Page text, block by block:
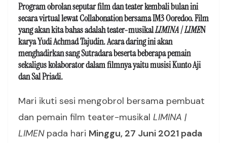
Program obrolan seputar film dan teater kembali bulan ini
secara virtual lewat Collabonation bersama IM3 Ooredoo. Film
yang akan kita bahas adalah teater-musikalLIMINA | LIMEN
karya Yudi Achmad Tajudin. Acara daring ini akan
menghadirkan sang Sutradara beserta beberapa pemain
sekaligus kolaborator dalam filmnya yaitu musisi Kunto Aji
dan Sal Priadi.
Mari ikuti sesi mengobrol bersama pembuat
dan pemain film teater-musikal LIMINA |
LIMENpada hari Minggu, 27 Juni 2021 pada